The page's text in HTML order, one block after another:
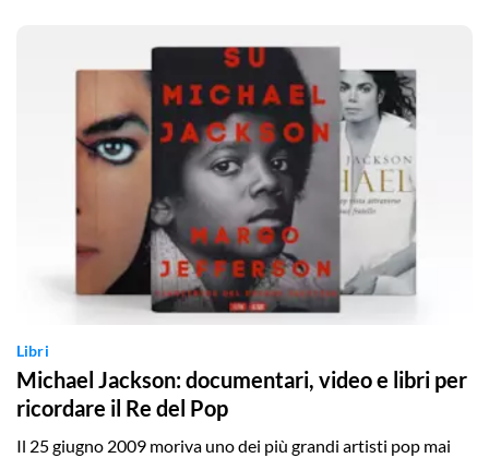
Libri
Michael Jackson: documentari, video e libri per
ricordare il Re del Pop
Il 25 giugno 2009 moriva uno dei più grandi artisti pop mai